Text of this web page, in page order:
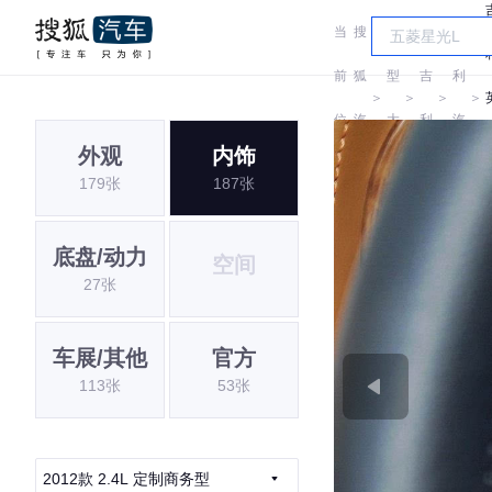
当
前
位
置:
搜
狐
汽
＞
车
型
大
全
＞
吉
利
＞
吉
利
汽
＞
外观
179张
内饰
187张
底盘/动力
27张
空间
车展/其他
113张
官方
53张
2012款 2.4L 定制商务型